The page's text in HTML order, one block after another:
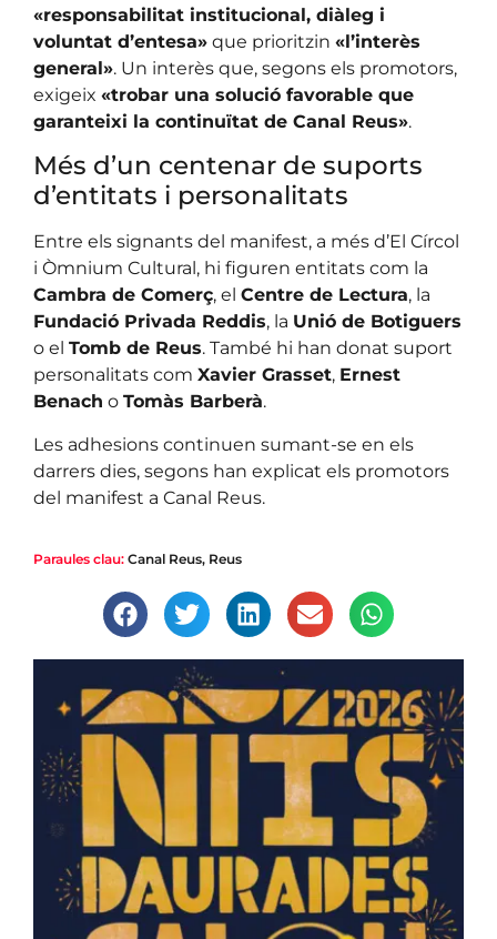
«responsabilitat institucional, diàleg i
voluntat d’entesa» que prioritzin «l’interès
general». Un interès que, segons els promotors,
exigeix «trobar una solució favorable que
garanteixi la continuïtat de Canal Reus».
Més d’un centenar de suports
d’entitats i personalitats
Entre els signants del manifest, a més d’El Círcol
i Òmnium Cultural, hi figuren entitats com la
Cambra de Comerç, el Centre de Lectura, la
Fundació Privada Reddis, la Unió de Botiguers
o el Tomb de Reus. També hi han donat suport
personalitats com Xavier Grasset, Ernest
Benach o Tomàs Barberà.
Les adhesions continuen sumant-se en els
darrers dies, segons han explicat els promotors
del manifest a Canal Reus.
Paraules clau: Canal Reus, Reus